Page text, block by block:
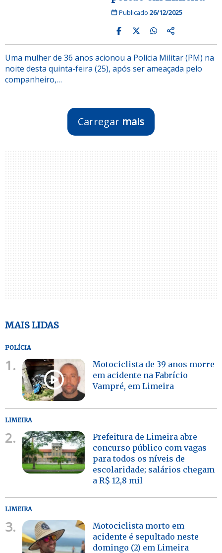
Publicado 26/12/2025
Uma mulher de 36 anos acionou a Polícia Militar (PM) na
noite desta quinta-feira (25), após ser ameaçada pelo
companheiro,…
Carregar mais
MAIS LIDAS
POLÍCIA
1.
Motociclista de 39 anos morre
em acidente na Fabrício
Vampré, em Limeira
LIMEIRA
2.
Prefeitura de Limeira abre
concurso público com vagas
para todos os níveis de
escolaridade; salários chegam
a R$ 12,8 mil
LIMEIRA
3.
Motociclista morto em
acidente é sepultado neste
domingo (2) em Limeira